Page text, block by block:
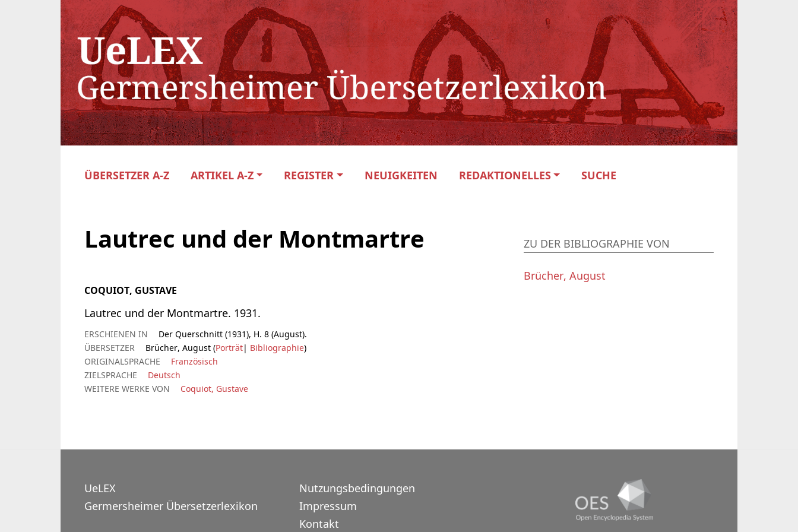
ÜBERSETZER A-Z ARTIKEL A-Z REGISTER NEUIGKEITEN REDAKTIONELLES SUCHE
Lautrec und der Montmartre
COQUIOT, GUSTAVE
Lautrec und der Montmartre. 1931.
ERSCHIENEN IN
Der Querschnitt (1931), H. 8 (August).
ÜBERSETZER
Brücher, August (Porträt| Bibliographie)
ORIGINALSPRACHE
Französisch
ZIELSPRACHE
Deutsch
WEITERE WERKE VON
Coquiot, Gustave
ZU DER BIBLIOGRAPHIE VON
Brücher, August
UeLEX
Germersheimer Übersetzerlexikon
Nutzungsbedingungen
Impressum
Kontakt